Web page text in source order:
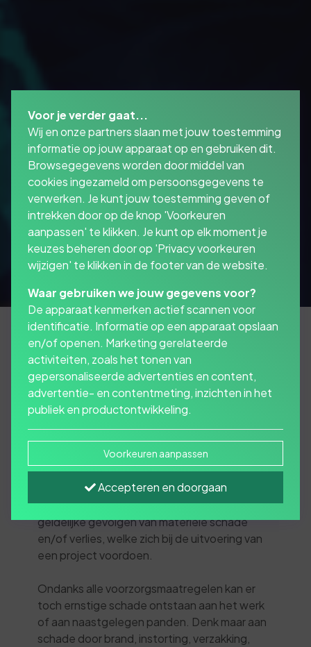
Bouwen brengt risico's
met zich mee, hoe
professioneel er ook
wordt gewerkt.
De CAR-verzekering biedt alle bij de bouw
betrokken partijen dekking tegen de
geldelijke gevolgen van materiële schade
en/of verlies, welke zich bij de uitvoering van
een project voordoen.
Ondanks alle voorzorgsmaatregelen kan er
toch ernstige schade ontstaan aan het werk
of aan naastgelegen panden. Denk maar aan
schade door brand, instorting, verzakking,
Voor je verder gaat...
Wij en onze partners slaan met jouw toestemming
informatie op jouw apparaat op en gebruiken dit.
Browsegegevens worden door middel van
cookies ingezameld om persoonsgegevens te
verwerken. Je kunt jouw toestemming geven of
intrekken door op de knop 'Voorkeuren
aanpassen' te klikken. Je kunt op elk moment je
keuzes beheren door op 'Privacy voorkeuren
wijzigen' te klikken in de footer van de website.
Waar gebruiken we jouw gegevens voor?
De apparaat kenmerken actief scannen voor
identificatie. Informatie op een apparaat opslaan
en/of openen. Marketing gerelateerde
activiteiten, zoals het tonen van
gepersonaliseerde advertenties en content,
advertentie- en contentmeting, inzichten in het
publiek en productontwikkeling.
Voorkeuren aanpassen
Accepteren en doorgaan